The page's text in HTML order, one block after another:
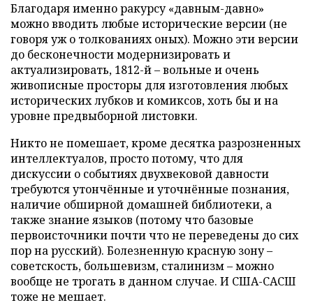
Благодаря именно ракурсу «давным-давно»
можно вводить любые исторические версии (не
говоря уж о толкованиях оных). Можно эти версии
до бесконечности модернизировать и
актуализировать, 1812-й – вольные и очень
живописные просторы для изготовления любых
исторических лубков и комиксов, хоть бы и на
уровне предвыборной листовки.
Никто не помешает, кроме десятка разрозненных
интеллектуалов, просто потому, что для
дискуссии о событиях двухвековой давности
требуются утончённые и уточнённые познания,
наличие обширной домашней библиотеки, а
также знание языков (потому что базовые
первоисточники почти что не переведены до сих
пор на русский). Болезненную красную зону –
советскость, большевизм, сталинизм – можно
вообще не трогать в данном случае. И США-САСШ
тоже не мешает.